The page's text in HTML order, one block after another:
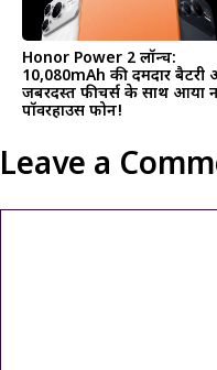
Honor Power 2 लॉन्च:
10,080mAh की दमदार बैटरी
जबरदस्त फीचर्स के साथ आया
पॉवरहाउस फोन!
Leave a